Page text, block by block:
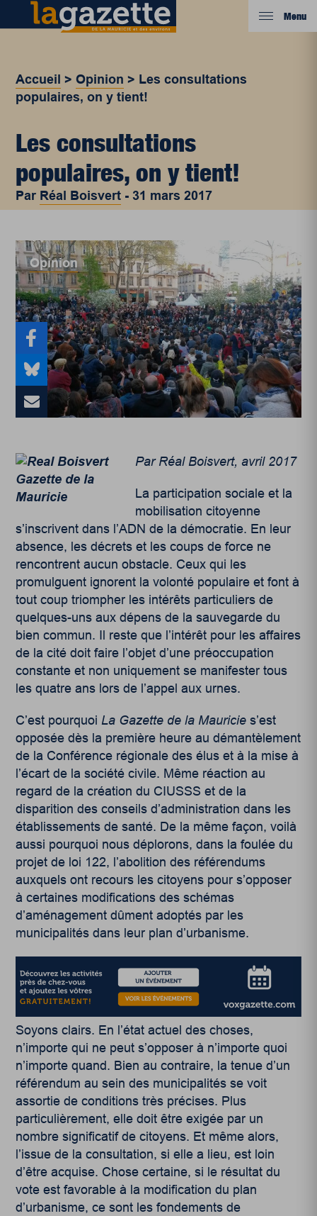
Menu
Accueil >Opinion > Les consultations
populaires, on y tient!
Les consultations
populaires, on y tient!
Par Réal Boisvert -31 mars 2017
Opinion
Par Réal Boisvert, avril 2017
La participation sociale et la
mobilisation citoyenne
s’inscrivent dans l’ADN de la démocratie. En leur
absence, les décrets et les coups de force ne
rencontrent aucun obstacle. Ceux qui les
promulguent ignorent la volonté populaire et font à
tout coup triompher les intérêts particuliers de
quelques-uns aux dépens de la sauvegarde du
bien commun. Il reste que l’intérêt pour les affaires
de la cité doit faire l’objet d’une préoccupation
constante et non uniquement se manifester tous
les quatre ans lors de l’appel aux urnes.
C’est pourquoi La Gazette de la Mauricie s’est
opposée dès la première heure au démantèlement
de la Conférence régionale des élus et à la mise à
l’écart de la société civile. Même réaction au
regard de la création du CIUSSS et de la
disparition des conseils d’administration dans les
établissements de santé. De la même façon, voilà
aussi pourquoi nous déplorons, dans la foulée du
projet de loi 122, l’abolition des référendums
auxquels ont recours les citoyens pour s’opposer
à certaines modifications des schémas
d’aménagement dûment adoptés par les
municipalités dans leur plan d’urbanisme.
Soyons clairs. En l’état actuel des choses,
n’importe qui ne peut s’opposer à n’importe quoi
n’importe quand. Bien au contraire, la tenue d’un
référendum au sein des municipalités se voit
assortie de conditions très précises. Plus
particulièrement, elle doit être exigée par un
nombre significatif de citoyens. Et même alors,
l’issue de la consultation, si elle a lieu, est loin
d’être acquise. Chose certaine, si le résultat du
vote est favorable à la modification du plan
d’urbanisme, ce sont les fondements de